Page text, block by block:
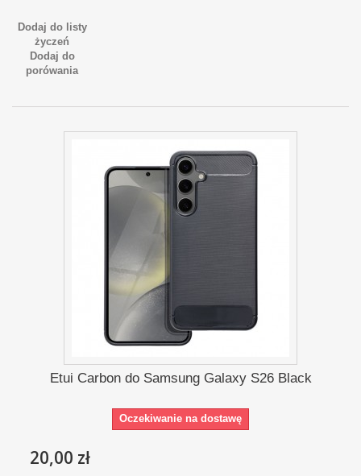
Dodaj do listy
życzeń
Dodaj do
porówania
Etui Carbon do Samsung Galaxy S26 Black
Oczekiwanie na dostawę
20,00 zł